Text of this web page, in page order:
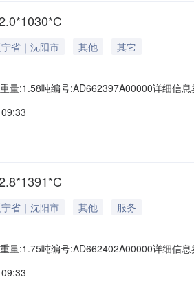
省｜沈阳市 其他
其它
量:1.58吨编号:AD662397A00000详细信
轧1#线锌层重量代码描述:上表面锌层重量
省｜沈阳市 其他
服务
量:1.75吨编号:AD662402A00000详细信
1#线锌层重量代码描述:上表面锌层重量